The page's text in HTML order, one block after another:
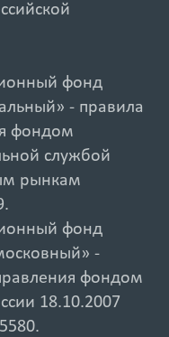
фонд
- правила
фондом
службой
рынкам
фонд
-
фондом
18.10.2007